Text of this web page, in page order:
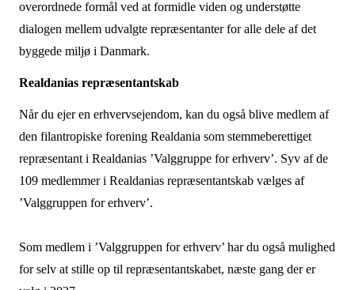
overordnede formål ved at formidle viden og understøtte
dialogen mellem udvalgte repræsentanter for alle dele af det
byggede miljø i Danmark.
Realdanias repræsentantskab
Når du ejer en erhvervsejendom, kan du også blive medlem af
den filantropiske forening Realdania som stemmeberettiget
repræsentant i Realdanias ’Valggruppe for erhverv’. Syv af de
109 medlemmer i Realdanias repræsentantskab vælges af
’Valggruppen for erhverv’.
Som medlem i ’Valggruppen for erhverv’ har du også mulighed
for selv at stille op til repræsentantskabet, næste gang der er